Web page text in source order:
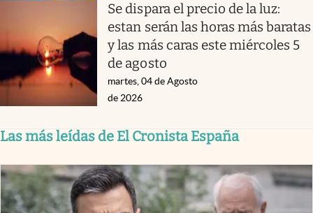
Se dispara el precio de la luz:
estan serán las horas más baratas
y las más caras este miércoles 5
de agosto
martes, 04 de Agosto
de 2026
Las más leídas de El Cronista España